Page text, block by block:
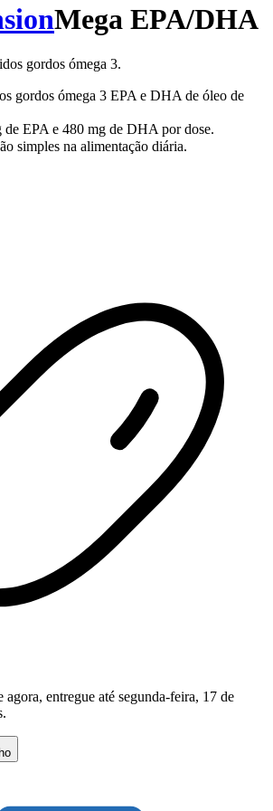
Mega EPA/DHA
gordos ómega 3.
gordos ómega 3 EPA e DHA de óleo de
de EPA e 480 mg de DHA por dose.
simples na alimentação diária.
agora, entregue até segunda-feira, 17 de